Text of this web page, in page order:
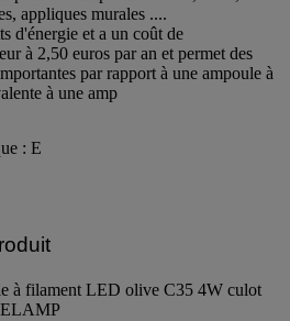
appliques murales ....
d'énergie et a un coût de
à 2,50 euros par an et permet des
par rapport à une ampoule à
à une amp
: E
à filament LED olive C35 4W culot